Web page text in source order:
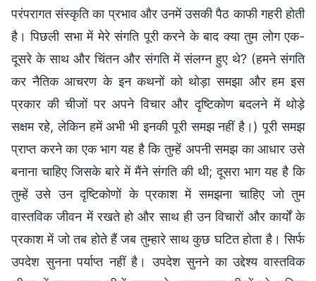
परंपरागत संस्कृति का प्रभाव और उनमें उसकी पैठ काफी गहरी होती
है। पिछली सभा में मेरे संगति पूरी करने के बाद क्या तुम लोग एक-
दूसरे के साथ और चिंतन और संगति में संलग्न हुए थे? (हमने संगति
कर नैतिक आचरण के इन कथनों को थोड़ा समझा और हम इस
प्रकार की चीजों पर अपने विचार और दृष्टिकोण बदलने में थोड़े
सक्षम रहे, लेकिन हमें अभी भी इनकी पूरी समझ नहीं है।) पूरी समझ
प्राप्त करने का एक भाग यह है कि तुम्हें अपनी समझ का आधार उसे
बनाना चाहिए जिसके बारे में मैंने संगति की थी; दूसरा भाग यह है कि
तुम्हें उसे उन दृष्टिकोणों के प्रकाश में समझना चाहिए जो तुम
वास्तविक जीवन में रखते हो और साथ ही उन विचारों और कार्यों के
प्रकाश में जो तब होते हैं जब तुम्हारे साथ कुछ घटित होता है। सिर्फ
उपदेश सुनना पर्याप्त नहीं है। उपदेश सुनने का उद्देश्य वास्तविक